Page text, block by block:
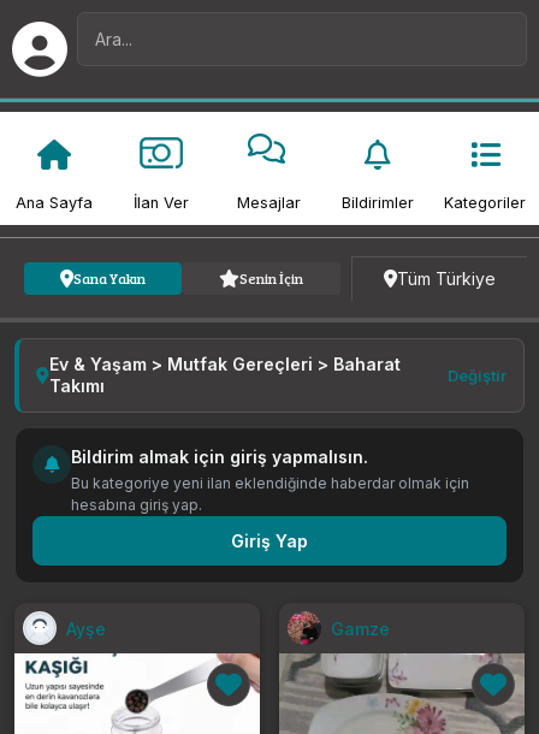
Ana Sayfa İlan Ver Mesajlar Bildirimler Kategoriler
Sana Yakın Senin İçin Tüm Türkiye
Ev & Yaşam > Mutfak Gereçleri > Baharat
Takımı
Değiştir
Bildirim almak için giriş yapmalısın.
Bu kategoriye yeni ilan eklendiğinde haberdar olmak için
hesabına giriş yap.
Giriş Yap
Ayşe Gamze